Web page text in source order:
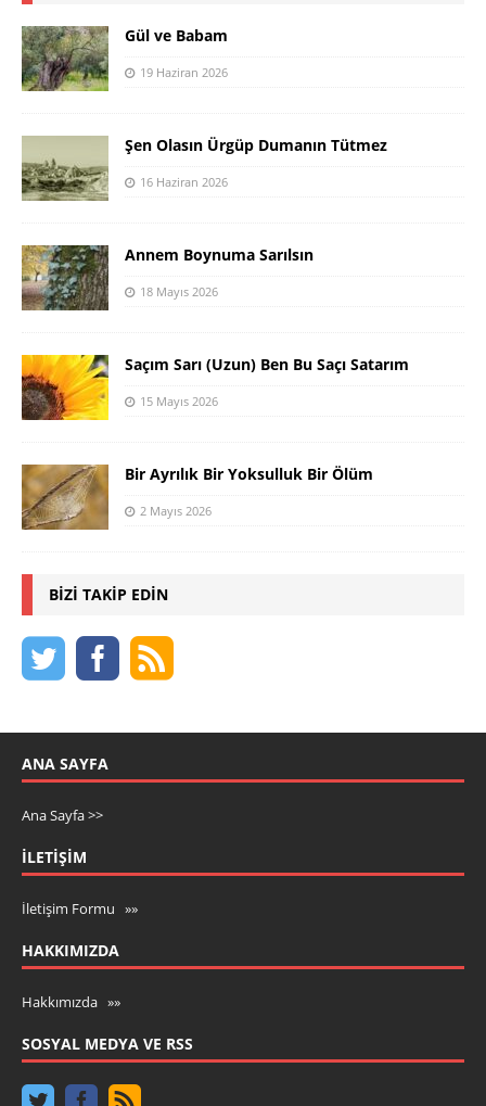
Gül ve Babam
19 Haziran 2026
Şen Olasın Ürgüp Dumanın Tütmez
16 Haziran 2026
Annem Boynuma Sarılsın
18 Mayıs 2026
Saçım Sarı (Uzun) Ben Bu Saçı Satarım
15 Mayıs 2026
Bir Ayrılık Bir Yoksulluk Bir Ölüm
2 Mayıs 2026
BIZI TAKIP EDIN
ANA SAYFA
Ana Sayfa >>
İLETIŞIM
İletişim Formu »»
HAKKIMIZDA
Hakkımızda »»
SOSYAL MEDYA VE RSS